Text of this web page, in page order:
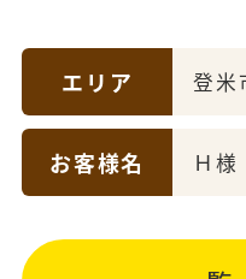
エリア 登米
お客様名 Ｈ様